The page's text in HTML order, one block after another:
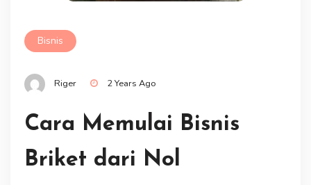
Bisnis
Riger 2 Years Ago
Cara Memulai Bisnis
Briket dari Nol